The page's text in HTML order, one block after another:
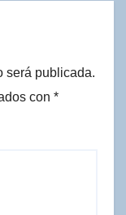
será publicada.
con *